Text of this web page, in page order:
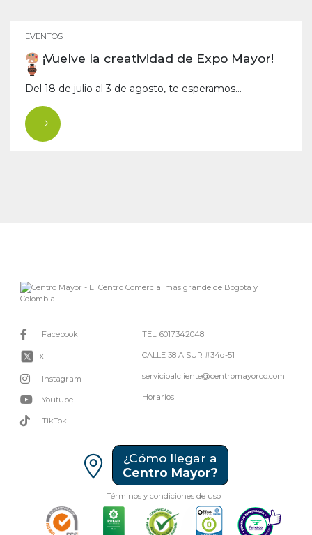
EVENTOS
¡Vuelve la creatividad de Expo Mayor!
Del 18 de julio al 3 de agosto, te esperamos...
Facebook
X
Instagram
Youtube
TikTok
TEL. 6017342048
CALLE 38 A SUR #34d-51
servicioalcliente@centromayorcc.com
Horarios
¿Cómo llegar a
Centro Mayor?
Términos y condiciones de uso